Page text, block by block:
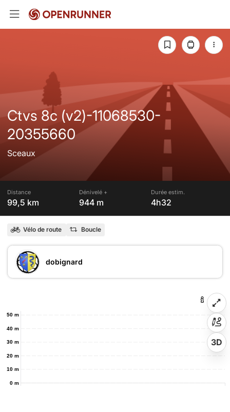
Ctvs 8c (v2)-11068530-
20355660
Sceaux
Distance
99,5 km
Dénivelé +
944 m
Durée estim.
4h32
Vélo de route Boucle
dobignard
0 m
10 m
20 m
30 m
40 m
50 m
3D